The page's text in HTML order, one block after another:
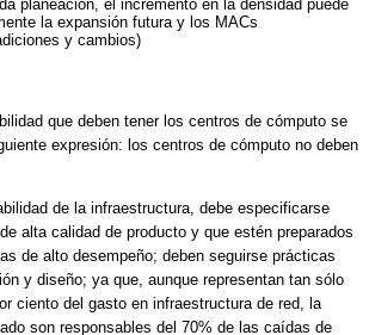
planeación, el incremento en la densidad puede
la expansión futura y los MACs
y cambios)
que deben tener los centros de cómputo se
expresión: los centros de cómputo no deben
de la infraestructura, debe especificarse
alta calidad de producto y que estén preparados
de alto desempeño; deben seguirse prácticas
y diseño; ya que, aunque representan tan sólo
ciento del gasto en infraestructura de red, la
son responsables del 70% de las caídas de